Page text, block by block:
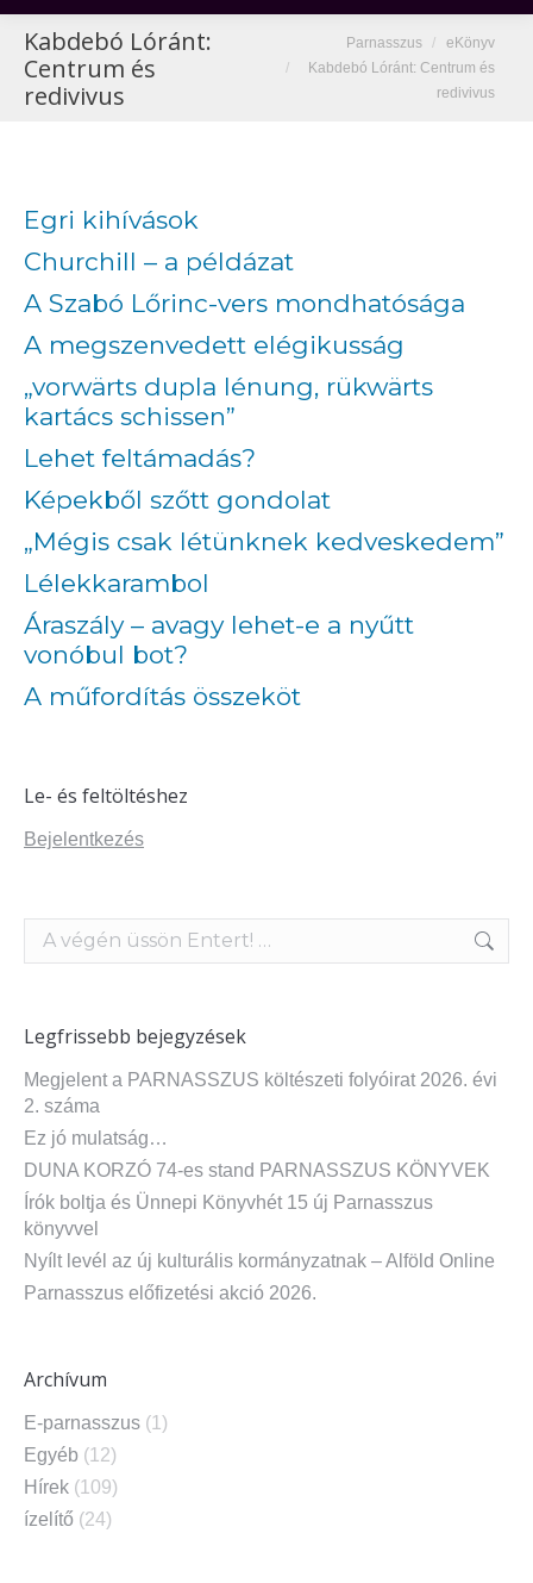
Kabdebó Lóránt:
Centrum és
redivivus
You are here:
Parnasszus
eKönyv
Kabdebó Lóránt: Centrum és
redivivus
Egri kihívások
Churchill – a példázat
A Szabó Lőrinc-vers mondhatósága
A megszenvedett elégikusság
„vorwärts dupla lénung, rükwärts
kartács schissen”
Lehet feltámadás?
Képekből szőtt gondolat
„Mégis csak létünknek kedveskedem”
Lélekkarambol
Áraszály – avagy lehet-e a nyűtt
vonóbul bot?
A műfordítás összeköt
Le- és feltöltéshez
Bejelentkezés
Search:
Legfrissebb bejegyzések
Megjelent a PARNASSZUS költészeti folyóirat 2026. évi
2. száma
Ez jó mulatság…
DUNA KORZÓ 74-es stand PARNASSZUS KÖNYVEK
Írók boltja és Ünnepi Könyvhét 15 új Parnasszus
könyvvel
Nyílt levél az új kulturális kormányzatnak – Alföld Online
Parnasszus előfizetési akció 2026.
Archívum
E-parnasszus (1)
Egyéb (12)
Hírek (109)
ízelítő (24)